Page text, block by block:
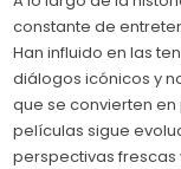
constante de
Han influido en las
diálogos icónicos y
que se convierten en
películas sigue
perspectivas